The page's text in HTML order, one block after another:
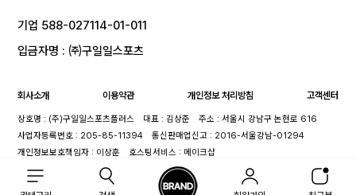
기업 588-027114-01-011
입금자명 : ㈜구일일스포츠
회사소개 이용약관 개인정보 처리방침 고객센터
상호명 : (주)구일일스포츠플러스 대표 : 김상준
주소 : 서울시 강남구 논현로 616
사업자등록번호 : 205-85-11394
통신판매업신고 : 2016-서울강남-01294
개인정보보호책임자 : 이상훈
호스팅서비스 : 메이크샵